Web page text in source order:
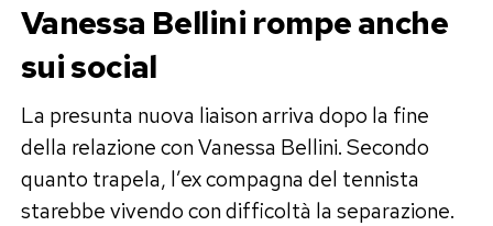
Vanessa Bellini rompe anche
sui social
La presunta nuova liaison arriva dopo la fine
della relazione con Vanessa Bellini. Secondo
quanto trapela, l’ex compagna del tennista
starebbe vivendo con difficoltà la separazione.